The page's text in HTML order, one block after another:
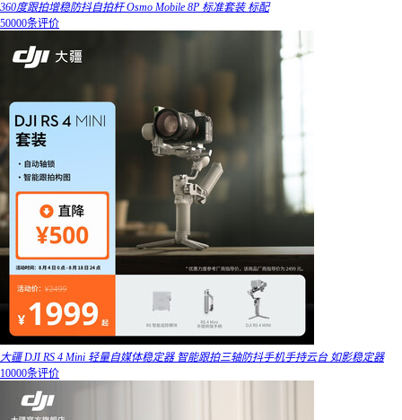
360度跟拍增稳防抖自拍杆 Osmo Mobile 8P 标准套装 标配
50000条评价
大疆 DJI RS 4 Mini 轻量自媒体稳定器 智能跟拍三轴防抖手机手持云台 如影稳定器
10000条评价